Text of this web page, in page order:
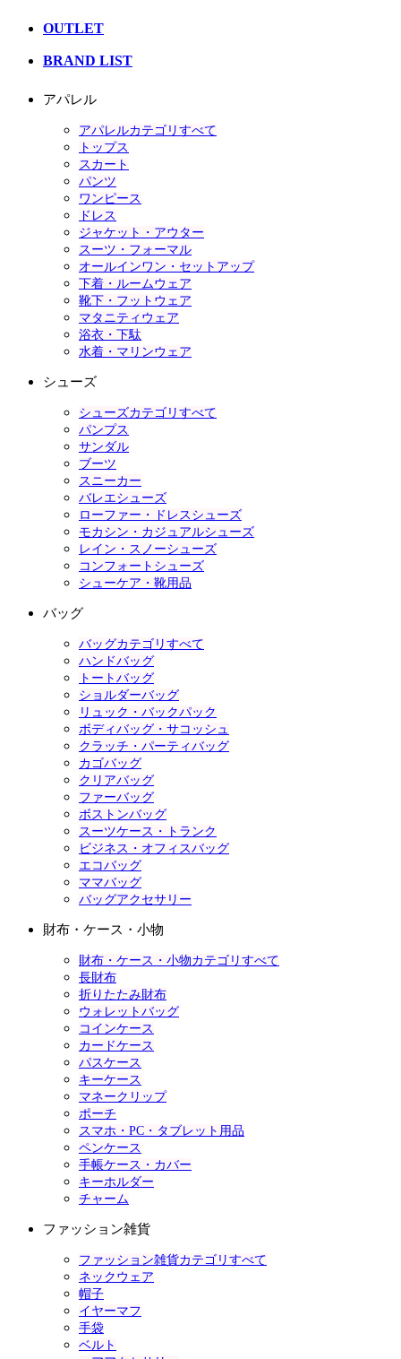
OUTLET
BRAND LIST
アパレル
アパレルカテゴリすべて
トップス
スカート
パンツ
ワンピース
ドレス
ジャケット・アウター
スーツ・フォーマル
オールインワン・セットアップ
下着・ルームウェア
靴下・フットウェア
マタニティウェア
浴衣・下駄
水着・マリンウェア
シューズ
シューズカテゴリすべて
パンプス
サンダル
ブーツ
スニーカー
バレエシューズ
ローファー・ドレスシューズ
モカシン・カジュアルシューズ
レイン・スノーシューズ
コンフォートシューズ
シューケア・靴用品
バッグ
バッグカテゴリすべて
ハンドバッグ
トートバッグ
ショルダーバッグ
リュック・バックパック
ボディバッグ・サコッシュ
クラッチ・パーティバッグ
カゴバッグ
クリアバッグ
ファーバッグ
ボストンバッグ
スーツケース・トランク
ビジネス・オフィスバッグ
エコバッグ
ママバッグ
バッグアクセサリー
財布・ケース・小物
財布・ケース・小物カテゴリすべて
長財布
折りたたみ財布
ウォレットバッグ
コインケース
カードケース
パスケース
キーケース
マネークリップ
ポーチ
スマホ・PC・タブレット用品
ペンケース
手帳ケース・カバー
キーホルダー
チャーム
ファッション雑貨
ファッション雑貨カテゴリすべて
ネックウェア
帽子
イヤーマフ
手袋
ベルト